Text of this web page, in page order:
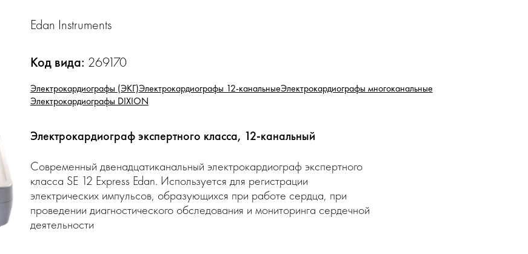
Edan Instruments
Код вида: 269170
Электрокардиографы (ЭКГ)Электрокардиографы 12-канальныеЭлектрокардиографы многоканальные
Электрокардиографы DIXION
Электрокардиограф экспертного класса, 12-канальный
Современный двенадцатиканальный электрокардиограф экспертного
класса SE 12 Express Edan. Используется для регистрации
электрических импульсов, образующихся при работе сердца, при
проведении диагностического обследования и мониторинга сердечной
деятельности